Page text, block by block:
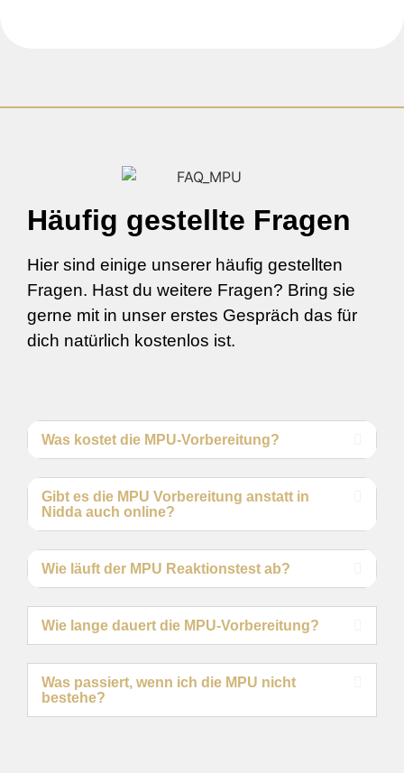
Häufig gestellte Fragen
Hier sind einige unserer häufig gestellten
Fragen. Hast du weitere Fragen? Bring sie
gerne mit in unser erstes Gespräch das für
dich natürlich kostenlos ist.
Was kostet die MPU-Vorbereitung?
Gibt es die MPU Vorbereitung anstatt in
Nidda auch online?
Wie läuft der MPU Reaktionstest ab?
Wie lange dauert die MPU-Vorbereitung?
Was passiert, wenn ich die MPU nicht
bestehe?